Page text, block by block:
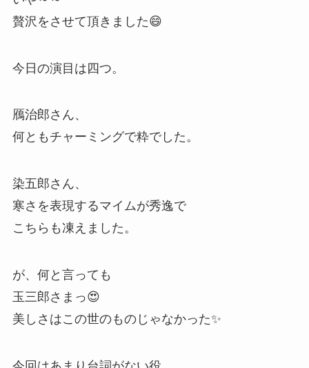
贅沢をさせて頂きました😄
今日の演目は四つ。
鴈治郎さん、
何ともチャーミングで粋でした。
染五郎さん、
寒さを表現するマイムが秀逸で
こちらも凍えました。
が、何と言っても
玉三郎さまっ😍
美しさはこの世のものじゃなかった✨